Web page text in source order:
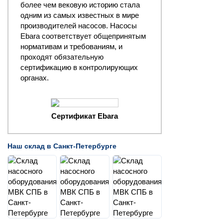
более чем вековую историю стала
одним из самых известных в мире
производителей насосов. Насосы
Ebara соответствует общепринятым
нормативам и требованиям, и
проходят обязательную
сертификацию в контролирующих
органах.
Сертификат Ebara
Наш склад в Санкт-Петербурге